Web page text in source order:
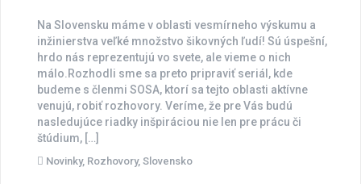
Na Slovensku máme v oblasti vesmírneho výskumu a
inžinierstva veľké množstvo šikovných ľudí! Sú úspešní,
hrdo nás reprezentujú vo svete, ale vieme o nich
málo.Rozhodli sme sa preto pripraviť seriál, kde
budeme s členmi SOSA, ktorí sa tejto oblasti aktívne
venujú, robiť rozhovory. Veríme, že pre Vás budú
nasledujúce riadky inšpiráciou nie len pre prácu či
štúdium, […]
Novinky, Rozhovory, Slovensko